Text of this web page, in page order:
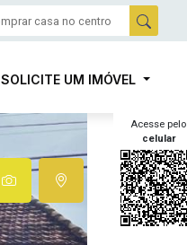
SOLICITE UM IMÓVEL
Acesse pelo
celular